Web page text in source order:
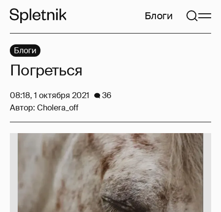
Блоги
Блоги
Погреться
08:18, 1 октября 2021
36
Автор: Cholera_off